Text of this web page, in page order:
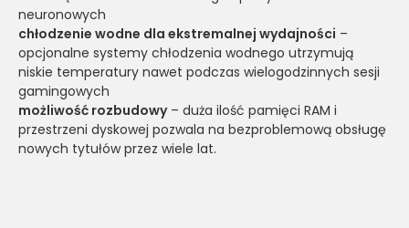
neuronowych
chłodzenie wodne dla ekstremalnej wydajności –
opcjonalne systemy chłodzenia wodnego utrzymują
niskie temperatury nawet podczas wielogodzinnych sesji
gamingowych
możliwość rozbudowy– duża ilość pamięci RAM i
przestrzeni dyskowej pozwala na bezproblemową obsługę
nowych tytułów przez wiele lat.